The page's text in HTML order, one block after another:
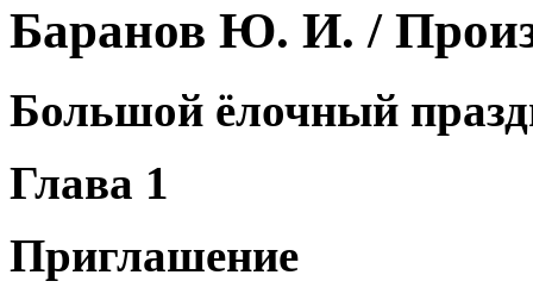
Баранов Ю. И. /
Большой ёлочный
Глава 1
Приглашение